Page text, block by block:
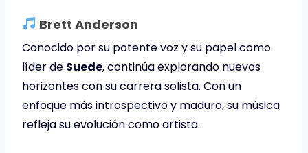
Brett Anderson
Conocido por su potente voz y su papel como
líder de Suede, continúa explorando nuevos
horizontes con su carrera solista. Con un
enfoque más introspectivo y maduro, su música
refleja su evolución como artista.